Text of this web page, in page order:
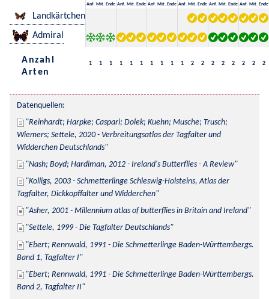
Anf. Mit. Ende Anf. Mit. Ende Anf. Mit. Ende Anf. Mit. Ende Anf. Mit. Ende Anf. Mit. Ende
Landkärtchen
Admiral
Anzahl
Arten
1 1 1 1 1 1 1 1 1 1 2 2 2 2 2 2 2 2
Datenquellen:
Reinhardt; Harpke; Caspari; Dolek; Kuehn; Musche; Trusch;
Wiemers; Settele, 2020 - Verbreitungsatlas der Tagfalter und
Widderchen Deutschlands
Nash; Boyd; Hardiman, 2012 - Ireland's Butterflies - A Review
Kolligs, 2003 - Schmetterlinge Schleswig-Holsteins, Atlas der
Tagfalter, Dickkopffalter und Widderchen
Asher, 2001 - Millennium atlas of butterflies in Britain and Ireland
Settele, 1999 - Die Tagfalter Deutschlands
Ebert; Rennwald, 1991 - Die Schmetterlinge Baden-Württembergs.
Band 1, Tagfalter I
Ebert; Rennwald, 1991 - Die Schmetterlinge Baden-Württembergs.
Band 2, Tagfalter II